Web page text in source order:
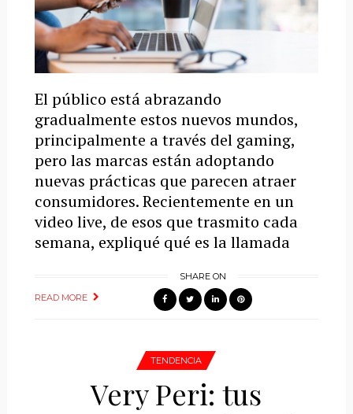
El público está abrazando
gradualmente estos nuevos mundos,
principalmente a través del gaming,
pero las marcas están adoptando
nuevas prácticas que parecen atraer
consumidores. Recientemente en un
video live, de esos que trasmito cada
semana, expliqué qué es la llamada
READ MORE
SHARE ON
TENDENCIA
Very Peri: tus